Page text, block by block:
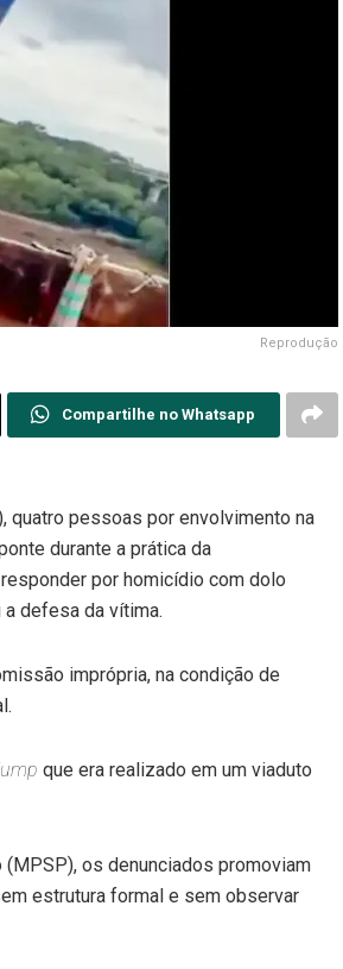
Reprodução
Compartilhe no Whatsapp
quatro pessoas por envolvimento na
durante a prática da
por homicídio com dolo
defesa da vítima.
imprópria, na condição de
que era realizado em um viaduto
os denunciados promoviam
estrutura formal e sem observar